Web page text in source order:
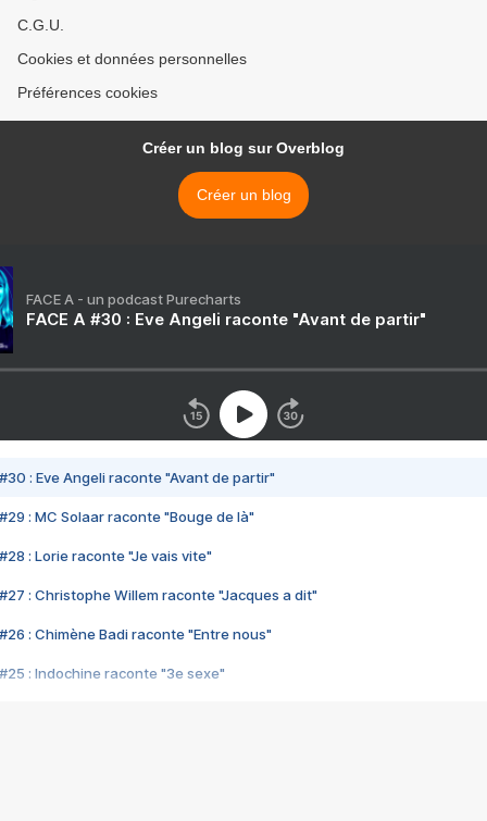
C.G.U.
Cookies et données personnelles
Préférences cookies
Créer un blog sur Overblog
Créer un blog
FACE A - un podcast Purecharts
FACE A #30 : Eve Angeli raconte "Avant de partir"
#30 : Eve Angeli raconte "Avant de partir"
#29 : MC Solaar raconte "Bouge de là"
#28 : Lorie raconte "Je vais vite"
#27 : Christophe Willem raconte "Jacques a dit"
#26 : Chimène Badi raconte "Entre nous"
#25 : Indochine raconte "3e sexe"